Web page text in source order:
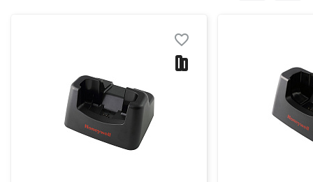
favorite_border